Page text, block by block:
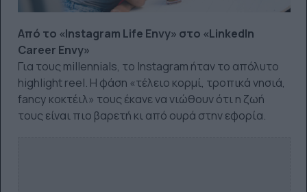
Από το «Instagram Life Envy» στο «LinkedIn
Career Envy»
Για τους millennials, το Instagram ήταν το απόλυτο
highlight reel. Η φάση «τέλειο κορμί, τροπικά νησιά,
fancy κοκτέιλ» τους έκανε να νιώθουν ότι η ζωή
τους είναι πιο βαρετή κι από ουρά στην εφορία.